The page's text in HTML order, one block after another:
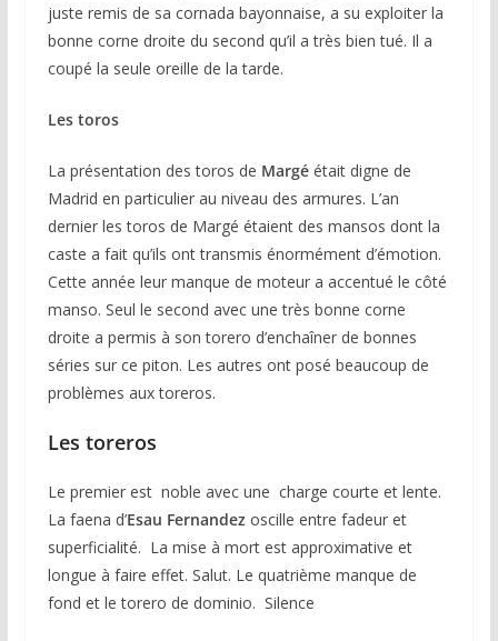
juste remis de sa cornada bayonnaise, a su exploiter la
bonne corne droite du second qu’il a très bien tué. Il a
coupé la seule oreille de la tarde.
Les toros
La présentation des toros de Margé était digne de
Madrid en particulier au niveau des armures. L’an
dernier les toros de Margé étaient des mansos dont la
caste a fait qu’ils ont transmis énormément d’émotion.
Cette année leur manque de moteur a accentué le côté
manso. Seul le second avec une très bonne corne
droite a permis à son torero d’enchaîner de bonnes
séries sur ce piton. Les autres ont posé beaucoup de
problèmes aux toreros.
Les toreros
Le premier est noble avec une charge courte et lente.
La faena d’Esau Fernandez oscille entre fadeur et
superficialité. La mise à mort est approximative et
longue à faire effet. Salut. Le quatrième manque de
fond et le torero de dominio. Silence